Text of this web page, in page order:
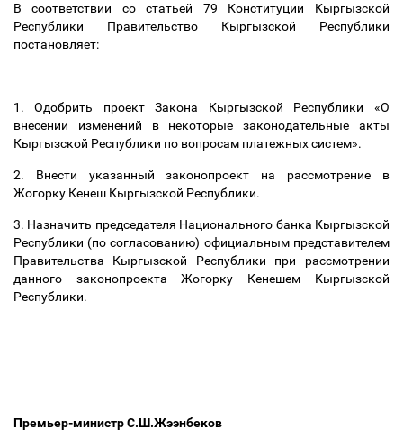
В соответствии со статьей 79 Конституции Кыргызской
Республики Правительство Кыргызской Республики
постановляет:
1. Одобрить проект Закона Кыргызской Республики «О
внесении изменений в некоторые законодательные акты
Кыргызской Республики по вопросам платежных систем».
2. Внести указанный законопроект на рассмотрение в
Жогорку Кенеш Кыргызской Республики.
3. Назначить председателя Национального банка Кыргызской
Республики (по согласованию) официальным представителем
Правительства Кыргызской Республики при рассмотрении
данного законопроекта Жогорку Кенешем Кыргызской
Республики.
Премьер-министр С.Ш.Жээнбеков